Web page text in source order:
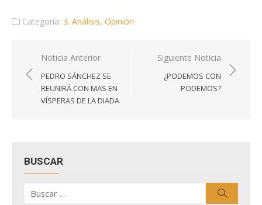
Categoría: 3. Análisis, Opinión
Navegación
de
entradas
Noticia Anterior
PEDRO SÁNCHEZ SE
REUNIRÁ CON MAS EN
VÍSPERAS DE LA DIADA
Siguiente Noticia
¿PODEMOS CON
PODEMOS?
BUSCAR
por: